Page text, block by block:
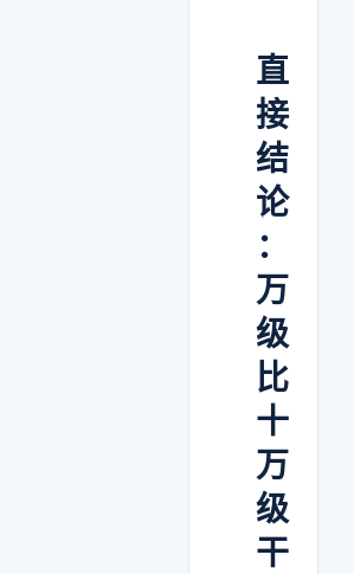
直
接
结
论
：
万
级
比
十
万
级
干